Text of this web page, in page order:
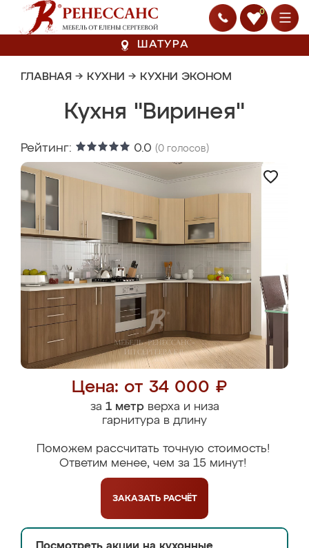
0
ШАТУРА
ГЛАВНАЯ → КУХНИ → КУХНИ ЭКОНОМ
Кухня "Виринея"
Рейтинг: 0.0 (0 голосов)
Цена: от 34 000 ₽
за 1 метрверха и низа
гарнитура в длину
Поможем рассчитать точную стоимость!
Ответим менее, чем за 15 минут!
ЗАКАЗАТЬ РАСЧЁТ